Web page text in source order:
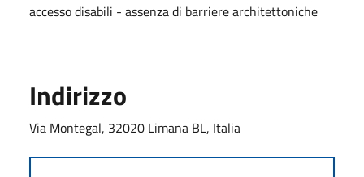
accesso disabili - assenza di barriere architettoniche
Indirizzo
Via Montegal, 32020 Limana BL, Italia